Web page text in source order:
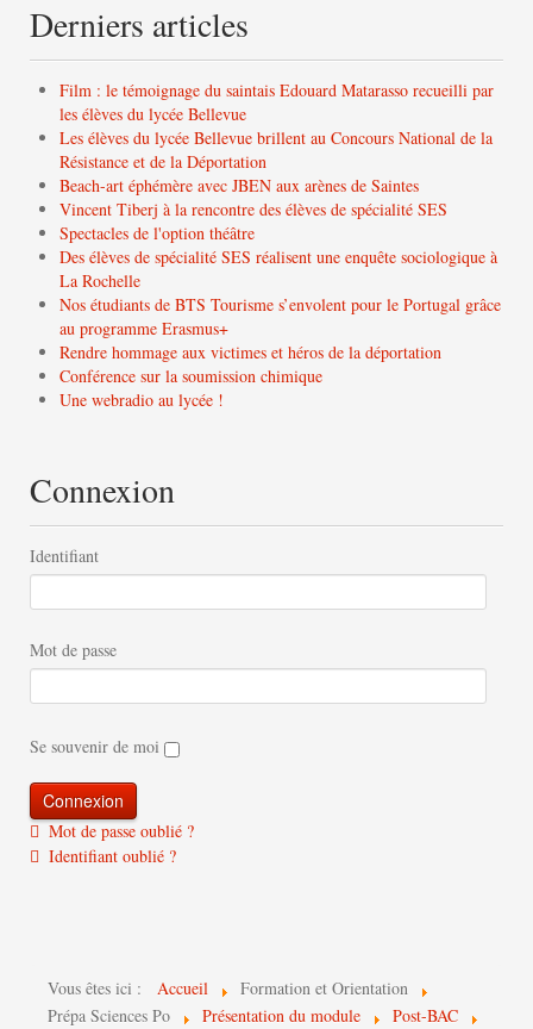
Derniers articles
Film : le témoignage du saintais Edouard Matarasso recueilli par
les élèves du lycée Bellevue
Les élèves du lycée Bellevue brillent au Concours National de la
Résistance et de la Déportation
Beach-art éphémère avec JBEN aux arènes de Saintes
Vincent Tiberj à la rencontre des élèves de spécialité SES
Spectacles de l'option théâtre
Des élèves de spécialité SES réalisent une enquête sociologique à
La Rochelle
Nos étudiants de BTS Tourisme s’envolent pour le Portugal grâce
au programme Erasmus+
Rendre hommage aux victimes et héros de la déportation
Conférence sur la soumission chimique
Une webradio au lycée !
Connexion
Identifiant
Mot de passe
Se souvenir de moi
Mot de passe oublié ?
Identifiant oublié ?
Vous êtes ici : Accueil
Formation et Orientation
Prépa Sciences Po
Présentation du module
Post-BAC